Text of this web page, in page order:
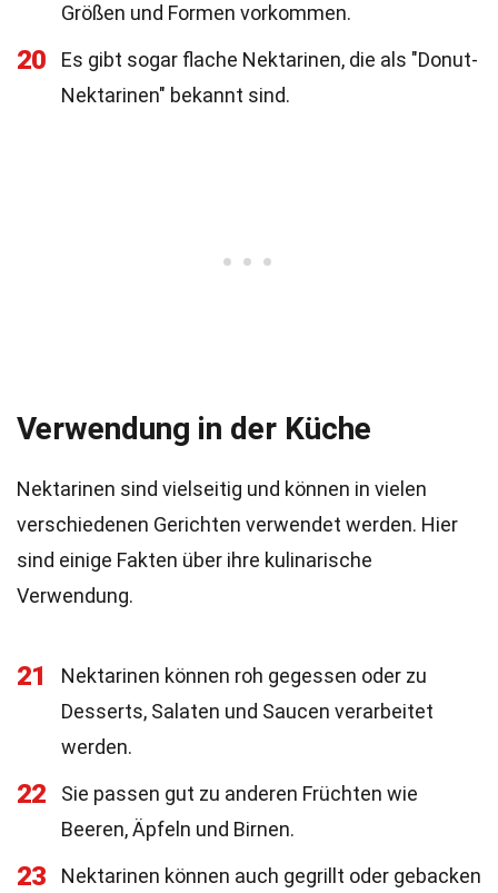
Größen und Formen vorkommen.
20
Es gibt sogar flache Nektarinen, die als "Donut-
Nektarinen" bekannt sind.
Verwendung in der Küche
Nektarinen sind vielseitig und können in vielen
verschiedenen Gerichten verwendet werden. Hier
sind einige Fakten über ihre kulinarische
Verwendung.
21
Nektarinen können roh gegessen oder zu
Desserts, Salaten und Saucen verarbeitet
werden.
22
Sie passen gut zu anderen Früchten wie
Beeren, Äpfeln und Birnen.
23
Nektarinen können auch gegrillt oder gebacken